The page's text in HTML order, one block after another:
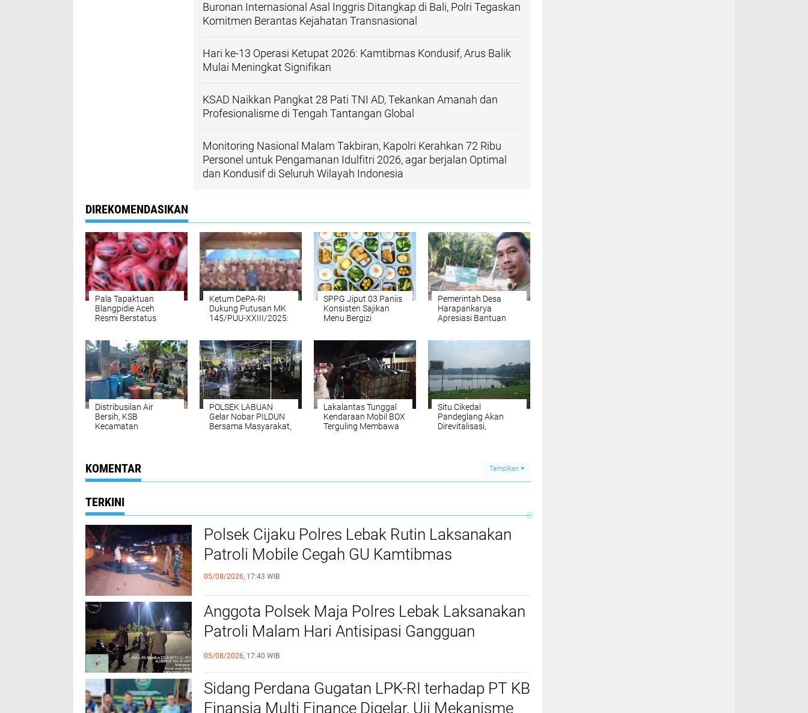
‎Buronan Internasional Asal Inggris Ditangkap di Bali, Polri Tegaskan
Komitmen Berantas Kejahatan Transnasional
‎Hari ke-13 Operasi Ketupat 2026: Kamtibmas Kondusif, Arus Balik
Mulai Meningkat Signifikan
‎KSAD Naikkan Pangkat 28 Pati TNI AD, Tekankan Amanah dan
Profesionalisme di Tengah Tantangan Global
Monitoring Nasional Malam Takbiran, Kapolri Kerahkan 72 Ribu
Personel untuk Pengamanan Idulfitri 2026, agar berjalan Optimal
dan Kondusif di Seluruh Wilayah Indonesia
DIREKOMENDASIKAN
Pala Tapaktuan
Blangpidie Aceh
Resmi Berstatus
Ketum DePA-RI
Dukung Putusan MK
145/PUU-XXIII/2025:
Dihentikan
SPPG Jiput 03 Paniis
Konsisten Sajikan
Menu Bergizi
Terhadap Program
MBG
Pemerintah Desa
Harapankarya
Apresiasi Bantuan
BAZNAS Provinsi
Distribusilan Air
Bersih, KSB
Kecamatan
Kekeringan
POLSEK LABUAN
Gelar Nobar PILDUN
Bersama Masyarakat,
Lakalantas Tunggal
Kendaraan Mobil BOX
Terguling Membawa
Situ Cikedal
Pandeglang Akan
Direvitalisasi,
KOMENTAR Tampilkan
TERKINI
Polsek Cijaku Polres Lebak Rutin Laksanakan
Patroli Mobile Cegah GU Kamtibmas
05/08/2026, 17:43 WIB
Anggota Polsek Maja Polres Lebak Laksanakan
Patroli Malam Hari Antisipasi Gangguan
Kamtibmas
05/08/2026, 17:40 WIB
Sidang Perdana Gugatan LPK-RI terhadap PT KB
Finansia Multi Finance Digelar, Uji Mekanisme